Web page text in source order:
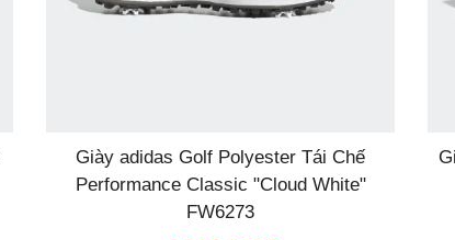
Giày adidas Golf Polyester Tái Chế
Performance Classic "Cloud White"
FW6273